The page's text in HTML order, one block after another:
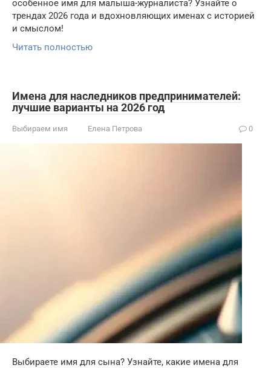
особенное имя для малыша-журналиста? Узнайте о
трендах 2026 года и вдохновляющих именах с историей
и смыслом!
Читать полностью
Имена для наследников предпринимателей:
лучшие варианты на 2026 год
Выбираем имя Елена Петрова 0
Выбираете имя для сына? Узнайте, какие имена для